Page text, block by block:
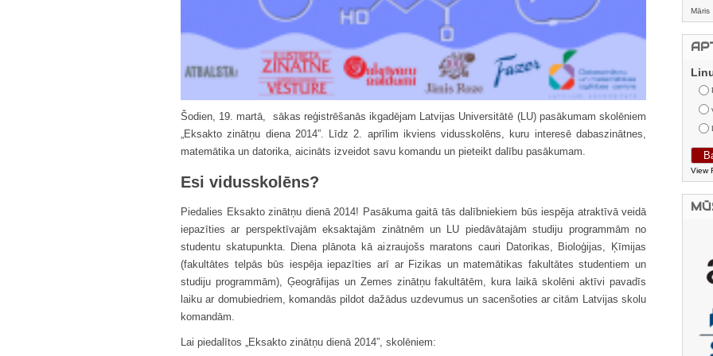
Šodien, 19. martā, sākas reģistrēšanās ikgadējam Latvijas Universitātē (LU) pasākumam skolēniem
„Eksakto zinātņu diena 2014”. Līdz 2. aprīlim ikviens vidusskolēns, kuru interesē dabaszinātnes,
matemātika un datorika, aicināts izveidot savu komandu un pieteikt dalību pasākumam.
Esi vidusskolēns?
Piedalies Eksakto zinātņu dienā 2014! Pasākuma gaitā tās dalībniekiem būs iespēja atraktīvā veidā
iepazīties ar perspektīvajām eksaktajām zinātnēm un LU piedāvātajām studiju programmām no
studentu skatupunkta. Diena plānota kā aizraujošs maratons cauri Datorikas, Bioloģijas, Ķīmijas
(fakultātes telpās būs iespēja iepazīties arī ar Fizikas un matemātikas fakultātes studentiem un
studiju programmām), Ģeogrāfijas un Zemes zinātņu fakultātēm, kura laikā skolēni aktīvi pavadīs
laiku ar domubiedriem, komandās pildot dažādus uzdevumus un sacenšoties ar citām Latvijas skolu
komandām.
Lai piedalītos „Eksakto zinātņu dienā 2014”, skolēniem:
Māris
View